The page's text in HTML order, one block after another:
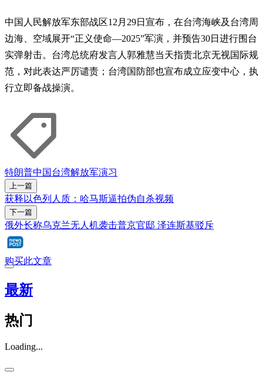
中国人民解放军东部战区12月29日宣布，在台湾海峡及台湾周
边海、空域展开“正义使命—2025”军演，并预告30日进行围台
实弹射击。台湾总统府发言人郭雅慧当天指责北京无视国际规
范，对此表达严厉谴责；台湾国防部也宣布成立应变中心，执
行立即备战操演。
特朗普中国台湾解放军演习
上一篇
获释以色列人质：哈马斯逼拍伪自杀视频
下一篇
俄外长称乌克兰无人机袭击普京官邸 泽连斯基驳斥
购买此文章
最新
热门
Loading...